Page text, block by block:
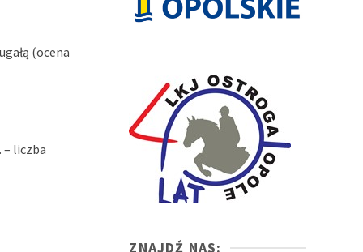
(ocena
– liczba
ZNAJDŹ NAS: